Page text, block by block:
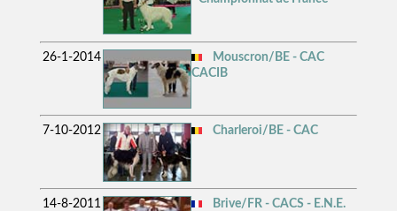
26-1-2014
Mouscron/BE - CAC
CACIB
7-10-2012 Charleroi/BE - CAC
14-8-2011
Brive/FR - CACS - E.N.E.